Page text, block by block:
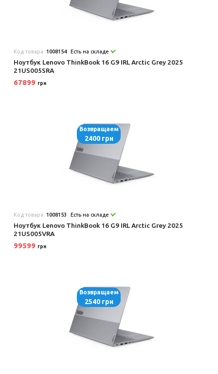
Код товара: 1008154 Есть на складе
Ноутбук Lenovo ThinkBook 16 G9 IRL Arctic Grey 2025
21US005SRA
67899 грн
Возвращаем
2400 грн
Код товара: 1008153 Есть на складе
Ноутбук Lenovo ThinkBook 16 G9 IRL Arctic Grey 2025
21US005VRA
99599 грн
Возвращаем
2540 грн